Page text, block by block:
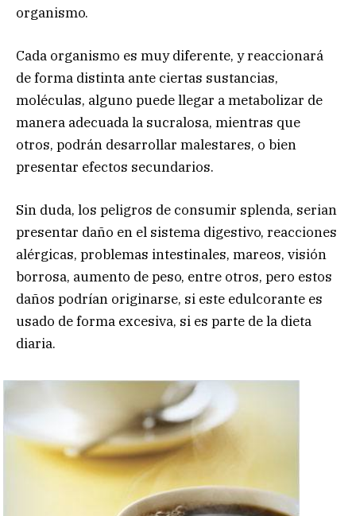
organismo.
Cada organismo es muy diferente, y reaccionará
de forma distinta ante ciertas sustancias,
moléculas, alguno puede llegar a metabolizar de
manera adecuada la sucralosa, mientras que
otros, podrán desarrollar malestares, o bien
presentar efectos secundarios.
Sin duda, los peligros de consumir splenda, serian
presentar daño en el sistema digestivo, reacciones
alérgicas, problemas intestinales, mareos, visión
borrosa, aumento de peso, entre otros, pero estos
daños podrían originarse, si este edulcorante es
usado de forma excesiva, si es parte de la dieta
diaria.